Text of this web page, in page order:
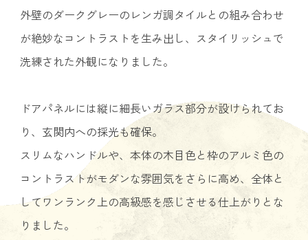
外壁のダークグレーのレンガ調タイルとの組み合わせ
が絶妙なコントラストを生み出し、スタイリッシュで
洗練された外観になりました。
ドアパネルには縦に細長いガラス部分が設けられてお
り、玄関内への採光も確保。
スリムなハンドルや、本体の木目色と枠のアルミ色の
コントラストがモダンな雰囲気をさらに高め、全体と
してワンランク上の高級感を感じさせる仕上がりとな
りました。